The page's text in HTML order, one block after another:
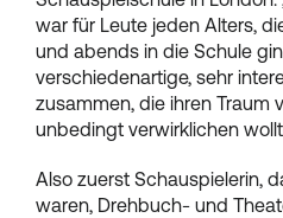
war für Leute jeden Alters,
und abends in die Schule
verschiedenartige, sehr
zusammen, die ihren Traum
unbedingt verwirklichen
Also zuerst Schauspielerin,
waren, Drehbuch- und